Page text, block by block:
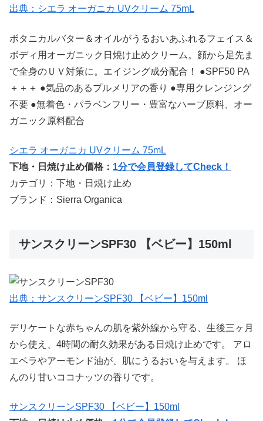
出典：シエラ オーガニカ UVクリーム 75mL
ボタニカルバター＆オイルがうるおいあふれるフェイス＆
ボディ用オーガニック日焼け止めクリーム。顔から足先ま
で全身のＵＶ対策に。エイジング成分配合！ ●SPF50 PA
＋＋＋ ●気品のあるプルメリアの香り ●専用クレンジング
不要 ●無着色・パラベンフリー・豊富なハーブ原料、オー
ガニック原料配合
シエラ オーガニカ UVクリーム 75mL
下地・日焼け止め価格： 1分で会員登録してCheck！
カテゴリ：下地・日焼け止め
ブランド：Sierra Organica
サンスクリーンSPF30 【ベビー】150ml
出典：サンスクリーンSPF30 【ベビー】150ml
デリケートな赤ちゃんの肌を紫外線から守る、生後三ヶ月
から使え、4時間の耐久効果がある日焼け止めです。 アロ
エベラやアーモンド油が、肌にうるおいを与えます。 ほ
んのり甘いココナッツの香りです。
サンスクリーンSPF30 【ベビー】150ml